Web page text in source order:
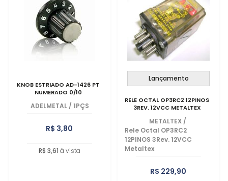
KNOB ESTRIADO AD-1426 PT
NUMERADO 0/10
ADELMETAL / 1PÇS
R$ 3,80
R$ 3,61 à vista
Lançamento
RELE OCTAL OP3RC2 12PINOS
3REV. 12VCC METALTEX
METALTEX /
Rele Octal OP3RC2
12PINOS 3Rev. 12VCC
Metaltex
R$ 229,90